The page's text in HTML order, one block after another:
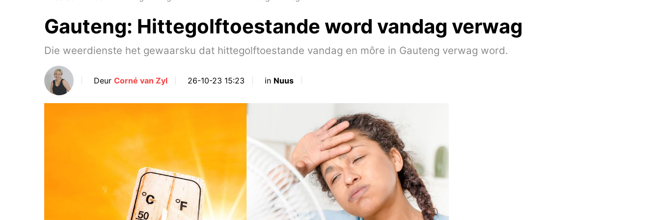
Gauteng: Hittegolftoestande word vandag verwag
Die weerdienste het gewaarsku dat hittegolftoestande vandag en môre in Gauteng verwag word.
Deur Corné van Zyl 26-10-23 15:23 in Nuus